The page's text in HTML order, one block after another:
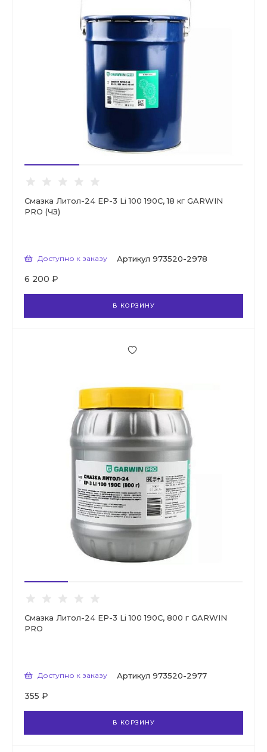
Смазка Литол-24 EP-3 Li 100 190C, 18 кг GARWIN
PRO (ЧЗ)
Доступно к заказу Артикул 973520-2978
6 200 ₽
В КОРЗИНУ
Смазка Литол-24 EP-3 Li 100 190C, 800 г GARWIN
PRO
Доступно к заказу Артикул 973520-2977
355 ₽
В КОРЗИНУ